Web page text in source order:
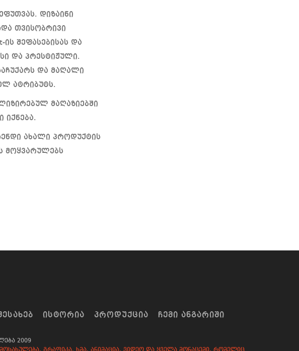
დიზაინი
თვისობრივი
შეფასებისას და
და პრესტიჟული.
და მაღალი
ატრიბუტს.
მაღაზიებში
იქნება.
ახალი პროდუქტის
მოყვარულებს
ᲘᲡᲢᲝᲠᲘᲐ ᲞᲠᲝᲓᲣᲥᲪᲘᲐ ᲩᲔᲛᲘ ᲐᲜᲒᲐᲠᲘᲨᲘ
2009